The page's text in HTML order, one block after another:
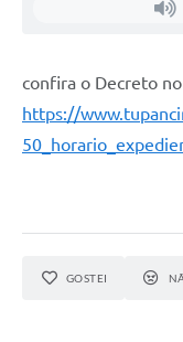
confira o Decreto
https://
GOSTEI